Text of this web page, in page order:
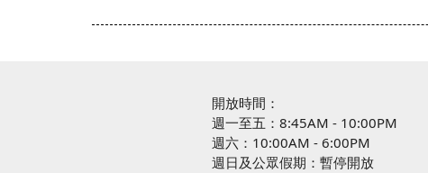
開放時間：
週一至五：8:45AM - 10:00PM
週六：10:00AM - 6:00PM
週日及公眾假期：暫停開放